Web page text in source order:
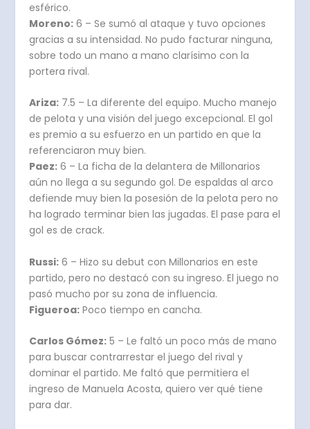
esférico.
Moreno: 6 – Se sumó al ataque y tuvo opciones
gracias a su intensidad. No pudo facturar ninguna,
sobre todo un mano a mano clarísimo con la
portera rival.
Ariza: 7.5 – La diferente del equipo. Mucho manejo
de pelota y una visión del juego excepcional. El gol
es premio a su esfuerzo en un partido en que la
referenciaron muy bien.
Paez: 6 – La ficha de la delantera de Millonarios
aún no llega a su segundo gol. De espaldas al arco
defiende muy bien la posesión de la pelota pero no
ha logrado terminar bien las jugadas. El pase para el
gol es de crack.
Russi: 6 – Hizo su debut con Millonarios en este
partido, pero no destacó con su ingreso. El juego no
pasó mucho por su zona de influencia.
Figueroa: Poco tiempo en cancha.
Carlos Gómez: 5 – Le faltó un poco más de mano
para buscar contrarrestar el juego del rival y
dominar el partido. Me faltó que permitiera el
ingreso de Manuela Acosta, quiero ver qué tiene
para dar.